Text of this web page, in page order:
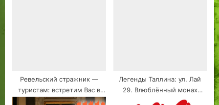
Ревельский стражник —
туристам: встретим Вас в
объятиях — сердечно, с
Легенды Таллина: ул. Лай
29. Влюблённый монах
францисканец.